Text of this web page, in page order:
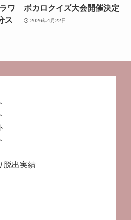
ワ
ス
ボカロクイズ大会開催決定
2026年4月22日
脱出実績